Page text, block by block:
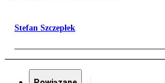
Stefan Szczepłek